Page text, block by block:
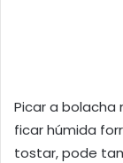
Picar a bolacha
ficar húmida
tostar, pode